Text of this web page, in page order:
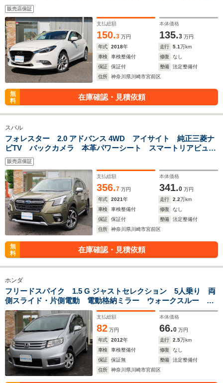
ントロール レーンアシスト 衝突被害軽減システム アルミ
ホイール オートライト LEDヘッドランプ スマートキー
販売店保証
支払総額
150.3 万円
本体価格
135.3 万円
年式
2018年 走行 5.1万km
車検
車検整備付 修復
なし
保証
保証付 整備
法定整備付
住所
神奈川県川崎市宮前区
無
料
在庫確認・見積依頼
スバル
フォレスター 2.0 アドバンス 4WD アイサイト 純正三菱ナ
ビTV バックカメラ 本革パワーシート スマートリアビュー
ミラー 電動Rゲート シ-トヒ-タ- ステアリングヒーター
ETC DVD視聴 LEDヘッドランプ
販売店保証
支払総額
356.7 万円
本体価格
341.0 万円
年式
2021年 走行 2.2万km
車検
車検整備付 修復
なし
保証
保証付 整備
法定整備付
住所
神奈川県川崎市宮前区
無
料
在庫確認・見積依頼
ホンダ
フリードスパイク 1.5 G ジャストセレクション 5人乗り 両
側スライド・片側電動 電動格納ミラー ウォークスルー
CD USB ミュージックプレイヤー接続 ABS ESC オー
トエアコン パワーステアリング パワーウィンドウ
支払総額
82 万円
本体価格
66.0 万円
年式
2012年 走行 2.5万km
車検
車検整備付 修復
なし
保証
保証無 整備
法定整備付
住所
神奈川県川崎市宮前区